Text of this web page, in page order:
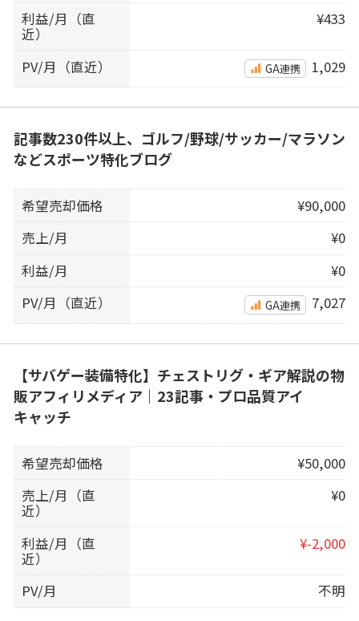
利益/月（直
近）
¥433
PV/月（直近） GA連携 1,029
記事数230件以上、ゴルフ/野球/サッカー/マラソン
などスポーツ特化ブログ
希望売却価格
¥90,000
売上/月
¥0
利益/月
¥0
PV/月（直近）
GA連携 7,027
【サバゲー装備特化】チェストリグ・ギア解説の物
販アフィリメディア｜23記事・プロ品質アイ
キャッチ
希望売却価格
¥50,000
売上/月（直
近）
¥0
利益/月（直
近）
¥-2,000
PV/月 不明